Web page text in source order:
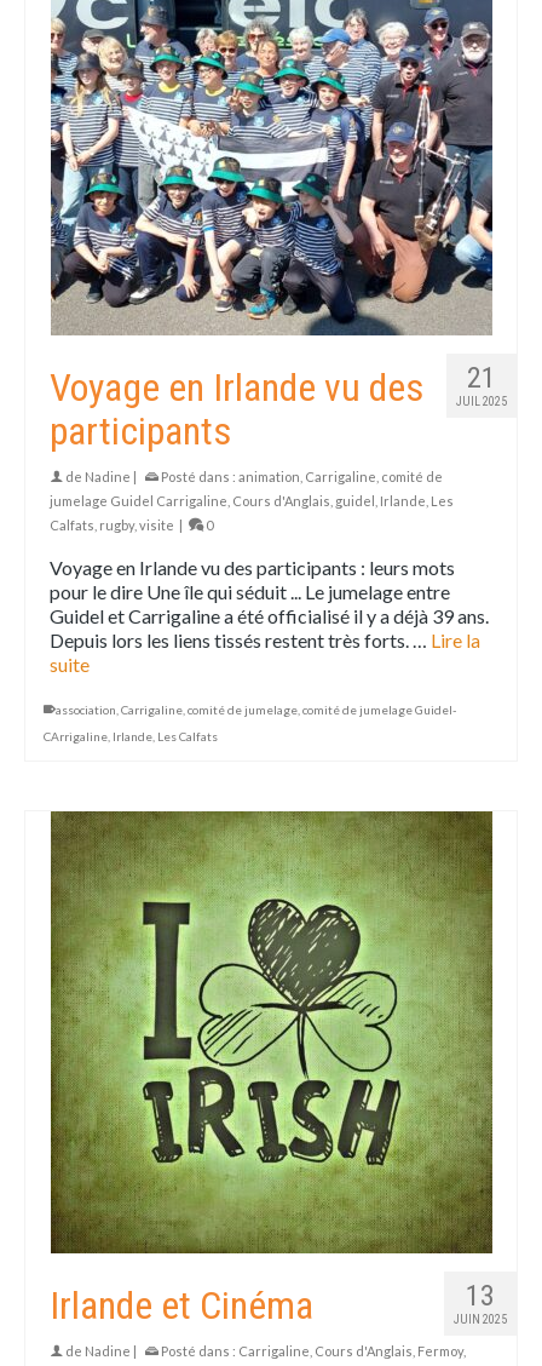
21
JUIL 2025
Voyage en Irlande vu des
participants
de Nadine | Posté dans : animation Carrigaline comité de
jumelage Guidel Carrigaline Cours d'Anglais guidel Irlande Les
Calfats rugby, visite | 0
Voyage en Irlande vu des participants : leurs mots
pour le dire Une île qui séduit ... Le jumelage entre
Guidel et Carrigaline a été officialisé il y a déjà 39 ans.
Depuis lors les liens tissés restent très forts. … Lire la
suite
association Carrigaline comité de jumelage comité de jumelage Guidel-
CArrigaline Irlande Les Calfats
13
JUIN 2025
Irlande et Cinéma
de Nadine | Posté dans : Carrigaline Cours d'Anglais Fermoy,